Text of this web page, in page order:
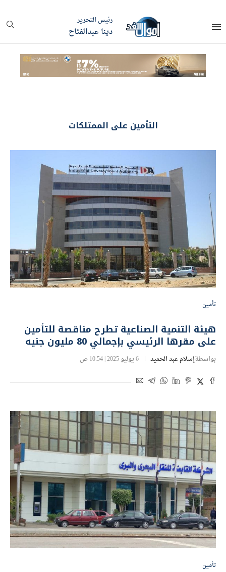
رئيس التحرير
دينا عبدالفتاح
التأمين على الممتلكات
تأمين
هيئة التنمية الصناعية تطرح مناقصة للتأمين
على مقرها الرئيسي بإجمالي 80 مليون جنيه
بواسطةإسلام عبد الحميد 6 يوليو 2025 | 10:54 ص
تأمين